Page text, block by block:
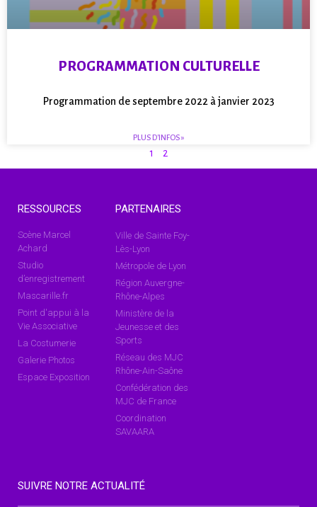
PROGRAMMATION CULTURELLE
Programmation de septembre 2022 à janvier 2023
PLUS D'INFOS »
1 2
RESSOURCES
Scène Marcel
Achard
Studio
d’enregistrement
Mascarille.fr
Point d'appui à la
Vie Associative
La Costumerie
Galerie Photos
Espace Exposition
PARTENAIRES
Ville de Sainte Foy-
Lès-Lyon
Métropole de Lyon
Région Auvergne-
Rhône-Alpes
Ministère de la
Jeunesse et des
Sports
Réseau des MJC
Rhône-Ain-Saône
Confédération des
MJC de France
Coordination
SAVAARA
SUIVRE NOTRE ACTUALITÉ